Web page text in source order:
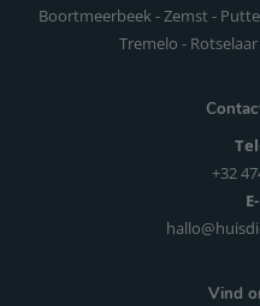
Boortmeerbeek - Zemst -
Tremelo -
+32
Vind